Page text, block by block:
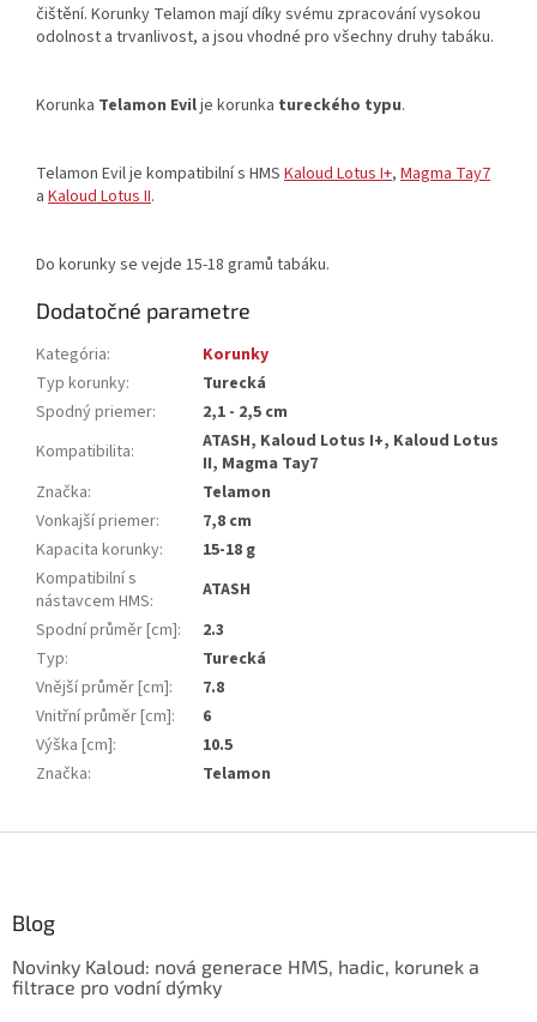
čištění. Korunky Telamon mají díky svému zpracování vysokou
odolnost a trvanlivost, a jsou vhodné pro všechny druhy tabáku.
Korunka Telamon Evilje korunka tureckého typu.
Telamon Evil je kompatibilní s HMS Kaloud Lotus I+, Magma Tay7
a Kaloud Lotus II.
Do korunky se vejde 15-18 gramů tabáku.
Dodatočné parametre
Kategória:
Korunky
Typ korunky:
Turecká
Spodný priemer:
2,1 - 2,5 cm
Kompatibilita:
ATASH, Kaloud Lotus I+, Kaloud Lotus
II, Magma Tay7
Značka:
Telamon
Vonkajší priemer:
7,8 cm
Kapacita korunky:
15-18 g
Kompatibilní s
nástavcem HMS:
ATASH
Spodní průměr [cm]:
2.3
Typ:
Turecká
Vnější průměr [cm]:
7.8
Vnitřní průměr [cm]:
6
Výška [cm]:
10.5
Značka: Telamon
Blog
Novinky Kaloud: nová generace HMS, hadic, korunek a
filtrace pro vodní dýmky